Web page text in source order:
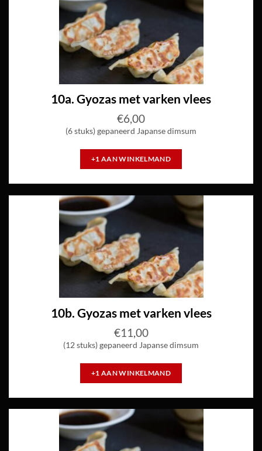
10a. Gyozas met varken vlees
€6,00
(6 stuks) gepaneerd Japanse dimsum
+1 AAN WINKELMAND
10b. Gyozas met varken vlees
€11,00
(12 stuks) gepaneerd Japanse dimsum
+1 AAN WINKELMAND